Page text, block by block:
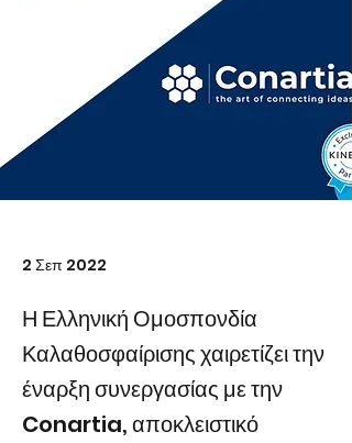
2 Σεπ 2022
Η Ελληνική Ομοσπονδία
Καλαθοσφαίρισης χαιρετίζει την
έναρξη συνεργασίας με την
Conartia, αποκλειστικό